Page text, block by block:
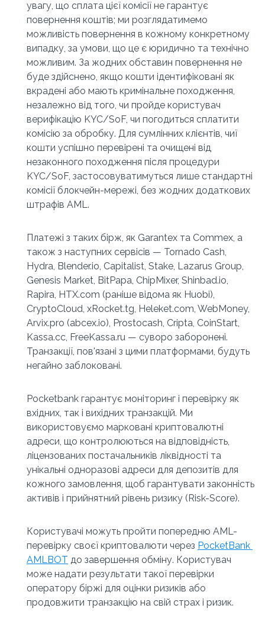
увагу, що сплата цієї комісії не гарантує
повернення коштів; ми розглядатимемо
можливість повернення в кожному конкретному
випадку, за умови, що це є юридично та технічно
можливим. За жодних обставин повернення не
буде здійснено, якщо кошти ідентифіковані як
вкрадені або мають кримінальне походження,
незалежно від того, чи пройде користувач
верифікацію KYC/SoF, чи погодиться сплатити
комісію за обробку. Для сумлінних клієнтів, чиї
кошти успішно перевірені та очищені від
незаконного походження після процедури
KYC/SoF, застосовуватимуться лише стандартні
комісії блокчейн-мережі, без жодних додаткових
штрафів AML.
Платежі з таких бірж, як Garantex та Commex, а
також з наступних сервісів — Tornado Cash,
Hydra, Blender.io, Capitalist, Stake, Lazarus Group,
Genesis Market, BitPapa, ChipMixer, Shinbad.io,
Rapira, HTX.com (раніше відома як Huobi),
CryptoCloud, xRocket.tg, Heleket.com, WebMoney,
Arvix.pro (abcex.io), Prostocash, Cripta, CoinStart,
Kassa.cc, FreeKassa.ru — суворо заборонені.
Транзакції, пов'язані з цими платформами, будуть
негайно заблоковані.
Pocketbank гарантує моніторинг і перевірку як
вхідних, так і вихідних транзакцій. Ми
використовуємо марковані криптовалютні
адреси, що контролюються на відповідність,
ліцензованих постачальників ліквідності та
унікальні одноразові адреси для депозитів для
кожного замовлення, щоб гарантувати законність
активів і прийнятний рівень ризику (Risk-Score).
Користувачі можуть пройти попередню AML-
перевірку своєї криптовалюти через PocketBank
AMLBOT до завершення обміну. Користувач
може надати результати такої перевірки
оператору біржі для оцінки ризиків або
продовжити транзакцію на свій страх і ризик.